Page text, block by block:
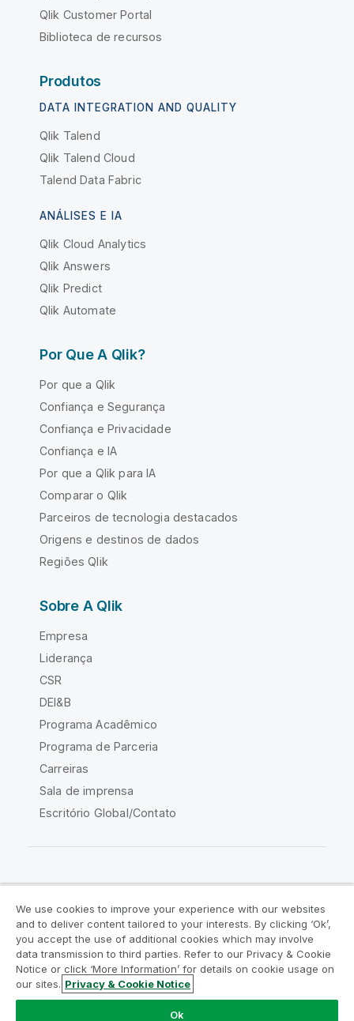
Qlik Customer Portal
Biblioteca de recursos
Produtos
DATA INTEGRATION AND QUALITY
Qlik Talend
Qlik Talend Cloud
Talend Data Fabric
ANÁLISES E IA
Qlik Cloud Analytics
Qlik Answers
Qlik Predict
Qlik Automate
Por Que A Qlik?
Por que a Qlik
Confiança e Segurança
Confiança e Privacidade
Confiança e IA
Por que a Qlik para IA
Comparar o Qlik
Parceiros de tecnologia destacados
Origens e destinos de dados
Regiões Qlik
Sobre A Qlik
Empresa
Liderança
CSR
DEI&B
Programa Acadêmico
Programa de Parceria
Carreiras
Sala de imprensa
Escritório Global/Contato
Acordos legais
Termos do produto
Legal Policies
Políticas Legais
Termos de uso
Marcas comerciais
Do Not Share My Info
We use cookies to improve your experience with our websites
and to deliver content tailored to your interests. By clicking ‘Ok’,
you accept the use of additional cookies which may involve
data transmission to third parties. Refer to our Privacy & Cookie
Notice or click ‘More Information’ for details on cookie usage on
our sites. Privacy & Cookie Notice
Ok